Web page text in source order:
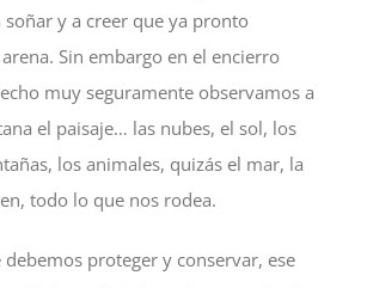
y a creer que ya pronto
Sin embargo en el encierro
muy seguramente observamos a
el paisaje… las nubes, el sol, los
los animales, quizás el mar, la
todo lo que nos rodea.
debemos proteger y conservar, ese